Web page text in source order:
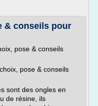
& conseils pour
pose & conseils
pose & conseils
sont des ongles en
de résine, ils